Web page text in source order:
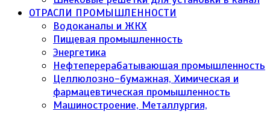
ОТРАСЛИ ПРОМЫШЛЕННОСТИ
Водоканалы и ЖКХ
Пищевая промышленность
Энергетика
Нефтеперерабатывающая промышленность
Целлюлозно-бумажная, Химическая и
фармацевтическая промышленность
Машиностроение, Металлургия,